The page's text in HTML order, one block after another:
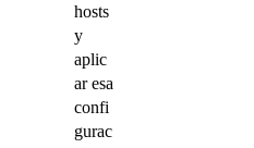
hosts
y
aplic
ar esa
confi
gurac